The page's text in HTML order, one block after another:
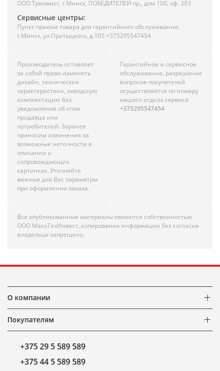
ООО Триовист, г.Минск, ПОБЕДИТЕЛЕЙ пр., дом 100, оф. 203
Сервисные центры:
Пункт приема товара для гарантийного обслуживания:
г.Минск, ул.Притыцкого, д.105 +375295547454
Производитель оставляет
за собой право изменять
дизайн, технические
характеристики, заводскую
комплектацию без
уведомления об этом
продавца или
потребителей. Заранее
приносим извинения за
возможные неточности в
описании и
сопровождающих
картинках. Уточняйте
важные для Вас параметры
при оформлении заказа.
Гарантийное и сервисное
обслуживание, разрешение
вопросов покупателей
осуществляется по номеру
нашего отдела сервиса
+375295547454
Все опубликованные материалы являются собственностью
ООО МакоТехИнвест, копирование информации без согласия
владельца запрещено.
О компании
Покупателям
+375 29 5 589 589
+375 44 5 589 589